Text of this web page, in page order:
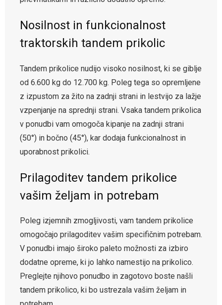
Nosilnost in funkcionalnost
traktorskih tandem prikolic
Tandem prikolice nudijo visoko nosilnost, ki se giblje
od 6.600 kg do 12.700 kg. Poleg tega so opremljene
z izpustom za žito na zadnji strani in lestvijo za lažje
vzpenjanje na sprednji strani. Vsaka tandem prikolica
v ponudbi vam omogoča kipanje na zadnji strani
(50°) in bočno (45°), kar dodaja funkcionalnost in
uporabnost prikolici.
Prilagoditev tandem prikolice
vašim željam in potrebam
Poleg izjemnih zmogljivosti, vam tandem prikolice
omogočajo prilagoditev vašim specifičnim potrebam.
V ponudbi imajo široko paleto možnosti za izbiro
dodatne opreme, ki jo lahko namestijo na prikolico.
Preglejte njihovo ponudbo in zagotovo boste našli
tandem prikolico, ki bo ustrezala vašim željam in